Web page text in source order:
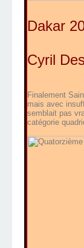
Dakar
Cyril
Finalement
mais avec
semblait pas
catégorie